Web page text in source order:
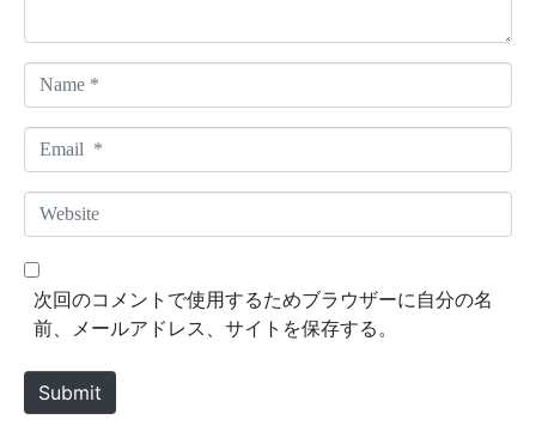
a
m
*
m
a
*
W
e
b
e
次回のコメントで使用するためブラウザーに自分の名
前、メールアドレス、サイトを保存する。
Submit